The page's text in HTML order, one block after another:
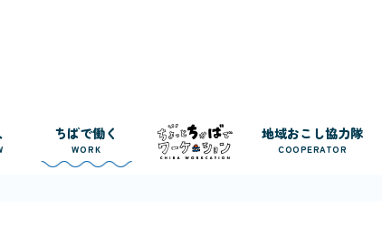
ちばで働く
WORK
地域おこし協力隊
COOPERATOR